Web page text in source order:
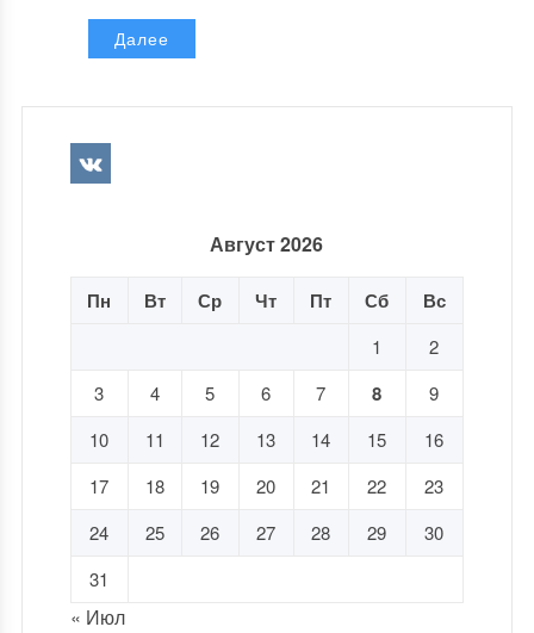
Далее
Август 2026
Пн Вт Ср Чт Пт Сб Вс
1
2
3
4 5 6 7 8
9
10
11 12 13 14 15
16
17
18 19 20 21 22
23
24
25 26 27 28 29
30
31
« Июл